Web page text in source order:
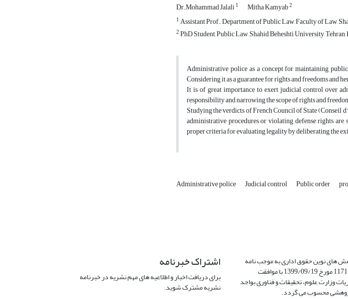
Dr.Mohammad Jalali1 Mitha Kamyab2
1Assistant Prof., Department of Public Law, Faculty of Law,
2PhD Student, Public Law, Shahid Beheshti University,
Administrative police as a concept for maintaining
Considering it as a guarantee for rights and freedoms and
It is of great importance to exert judicial control over
responsibility and narrowing the scope of rights and
Studying the verdicts of French Council of State (Conseil
administrative procedures or violating defense rights
proper criteria for evaluating legality by deliberating the
Administrative police Judicial control Public order
های نوین حقوق اداری به موجب نامه
شماره 398-11717 مورخ 1399/09/19 با موافقت
وزارت علوم، تحقیقات و فناوری بواجد
محسوب می گردد.
اشتراک خبرنامه
برای دریافت اخبار و اطلاعیه های مهم نشریه در خبرنامه
نشریه مشترک شوید.